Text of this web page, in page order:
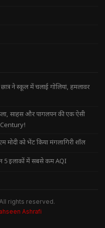
ने स्कूल में चलाई गोलियां, हमलावर
साहस और पागलपन की एक ऐसी
मोदी को भेंट किया मंगलागिरी शॉल
5 इलाकों में सबसे कम AQI
rights reserved.
Ashrafi